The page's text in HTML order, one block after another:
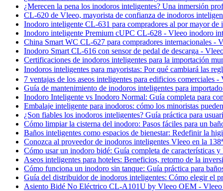
¿Merecen la pena los inodoros inteligentes? Una inmersión
CL-620 de Vleeo, mayorista de confianza de inodoros
Inodoro inteligente CL-631 para compradores al por mayor
Inodoro inteligente Premium cUPC CL-628 - Vleeo inodoro
China Smart WC CL-627 para compradores internacionales -
Inodoro Smart CL-616 con sensor de pedal de descarga -
Certificaciones de inodoros inteligentes para la importación
Inodoros inteligentes para mayoristas: Por qué cambiará las
7 ventajas de los aseos inteligentes para edificios comerciales -
Guía de mantenimiento de inodoros inteligentes para
Inodoro Inteligente vs Inodoro Normal: Guía completa para
Embalaje inteligente para inodoros: cómo los minoristas
¿Son fiables los inodoros inteligentes? Guía práctica para
Cómo limpiar la cisterna del inodoro: Pasos fáciles para un
Baños inteligentes como espacios de bienestar: Redefinir la
Conozca al proveedor de inodoros inteligentes Vleeo en la
Cómo usar un inodoro bidé: Guía completa de características
Aseos inteligentes para hoteles: Beneficios, retorno de la
Cómo funciona un inodoro sin tanque: Guía práctica para
Guía del distribuidor de inodoros inteligentes: Cómo elegir el
Asiento Bidé No Eléctrico CL-A101U by Vleeo OEM - Vleeo